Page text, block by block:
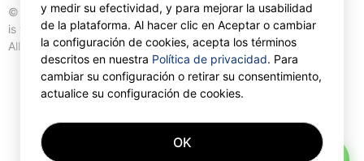
© Gettransport International Limited. GetTransport®
is trademark of Gettransport International Limited.
All rights reserved.
y medir su efectividad, y para mejorar la usabilidad
de la plataforma. Al hacer clic en Aceptar o cambiar
la configuración de cookies, acepta los términos
descritos en nuestra Política de privacidad. Para
cambiar su configuración o retirar su consentimiento,
actualice su configuración de cookies.
OK